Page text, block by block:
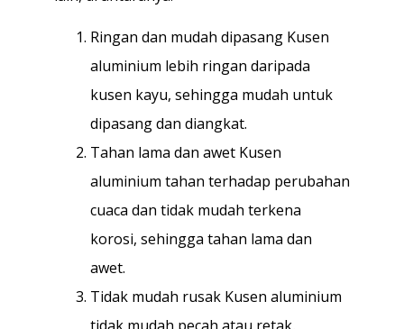
Ringan dan mudah dipasang Kusen
aluminium lebih ringan daripada
kusen kayu, sehingga mudah untuk
dipasang dan diangkat.
Tahan lama dan awet Kusen
aluminium tahan terhadap perubahan
cuaca dan tidak mudah terkena
korosi, sehingga tahan lama dan
awet.
Tidak mudah rusak Kusen aluminium